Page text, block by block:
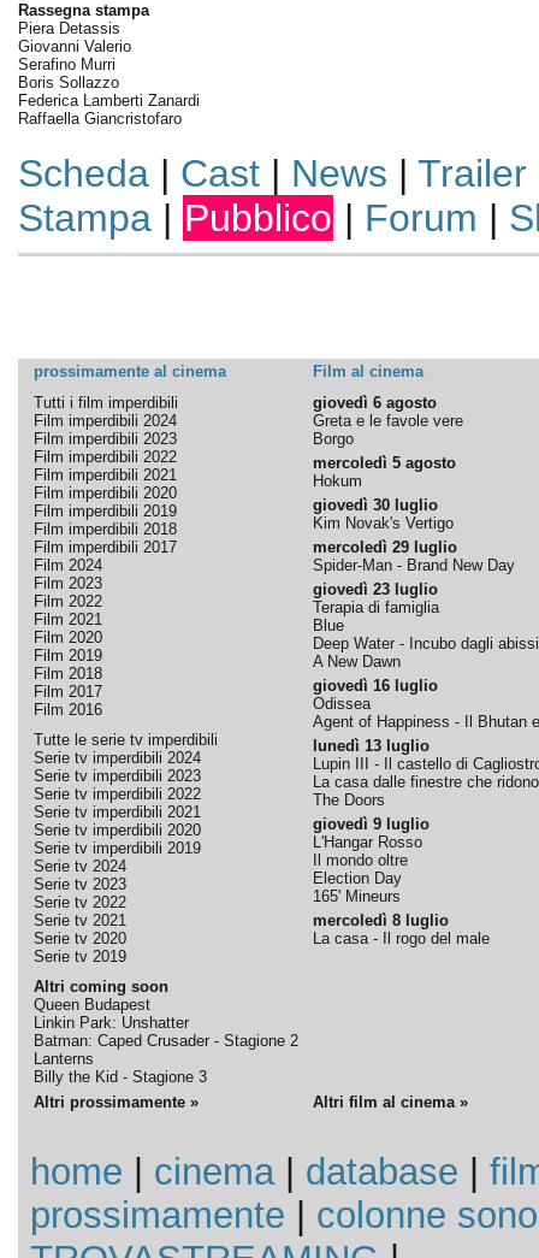
Rassegna stampa
Piera Detassis
Giovanni Valerio
Serafino Murri
Boris Sollazzo
Federica Lamberti Zanardi
Raffaella Giancristofaro
Scheda| Cast| News | Trailer
Stampa| Pubblico | Forum |
prossimamente al cinema
Film al cinema
Tutti i film imperdibili
Film imperdibili 2024
Film imperdibili 2023
Film imperdibili 2022
Film imperdibili 2021
Film imperdibili 2020
Film imperdibili 2019
Film imperdibili 2018
Film imperdibili 2017
Film 2024
Film 2023
Film 2022
Film 2021
Film 2020
Film 2019
Film 2018
Film 2017
Film 2016
Tutte le serie tv imperdibili
Serie tv imperdibili 2024
Serie tv imperdibili 2023
Serie tv imperdibili 2022
Serie tv imperdibili 2021
Serie tv imperdibili 2020
Serie tv imperdibili 2019
Serie tv 2024
Serie tv 2023
Serie tv 2022
Serie tv 2021
Serie tv 2020
Serie tv 2019
Altri coming soon
Queen Budapest
Linkin Park: Unshatter
Batman: Caped Crusader - Stagione 2
Lanterns
Billy the Kid - Stagione 3
giovedì 6 agosto
Greta e le favole vere
Borgo
mercoledì 5 agosto
Hokum
giovedì 30 luglio
Kim Novak's Vertigo
mercoledì 29 luglio
Spider-Man - Brand New Day
giovedì 23 luglio
Terapia di famiglia
Blue
Deep Water - Incubo dagli abissi
A New Dawn
giovedì 16 luglio
Odissea
Agent of Happiness - Il Bhutan
lunedì 13 luglio
Lupin III - Il castello di
La casa dalle finestre che ridono
The Doors
giovedì 9 luglio
L'Hangar Rosso
Il mondo oltre
Election Day
165' Mineurs
mercoledì 8 luglio
La casa - Il rogo del male
Altri prossimamente » Altri film al cinema »
home cinema| database
prossimamente
colonne